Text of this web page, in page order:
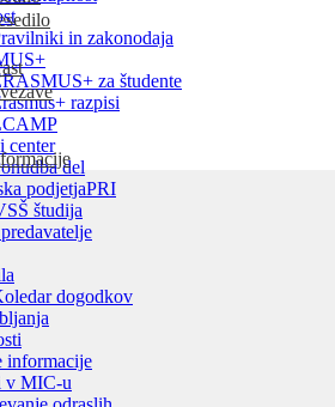
in zakonodaja
za študente
razpisi
center
del
podjetjaPRI
študija
dogodkov
informacije
v MIC-u